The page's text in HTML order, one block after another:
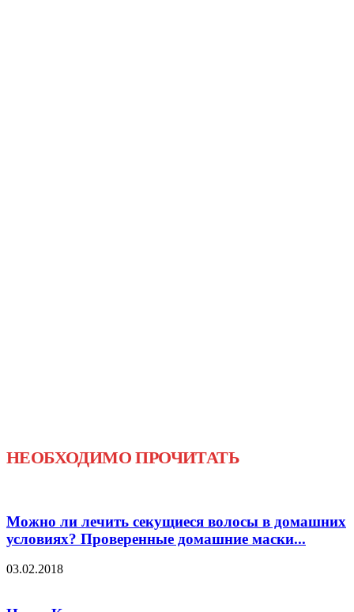
НЕОБХОДИМО ПРОЧИТАТЬ
Можно ли лечить секущиеся волосы в домашних
условиях? Проверенные домашние маски...
03.02.2018